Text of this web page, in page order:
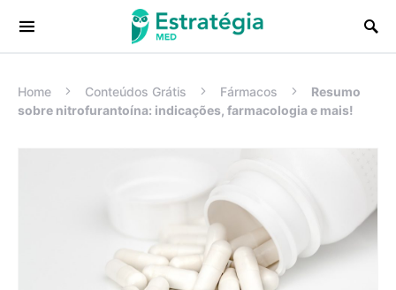
Procurar:
Home Conteúdos Grátis Fármacos
Resumo
sobre nitrofurantoína: indicações, farmacologia e mais!